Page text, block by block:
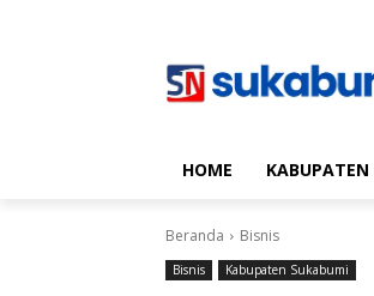
HOME
Beranda Bisnis
Bisnis Kabupaten Sukabumi